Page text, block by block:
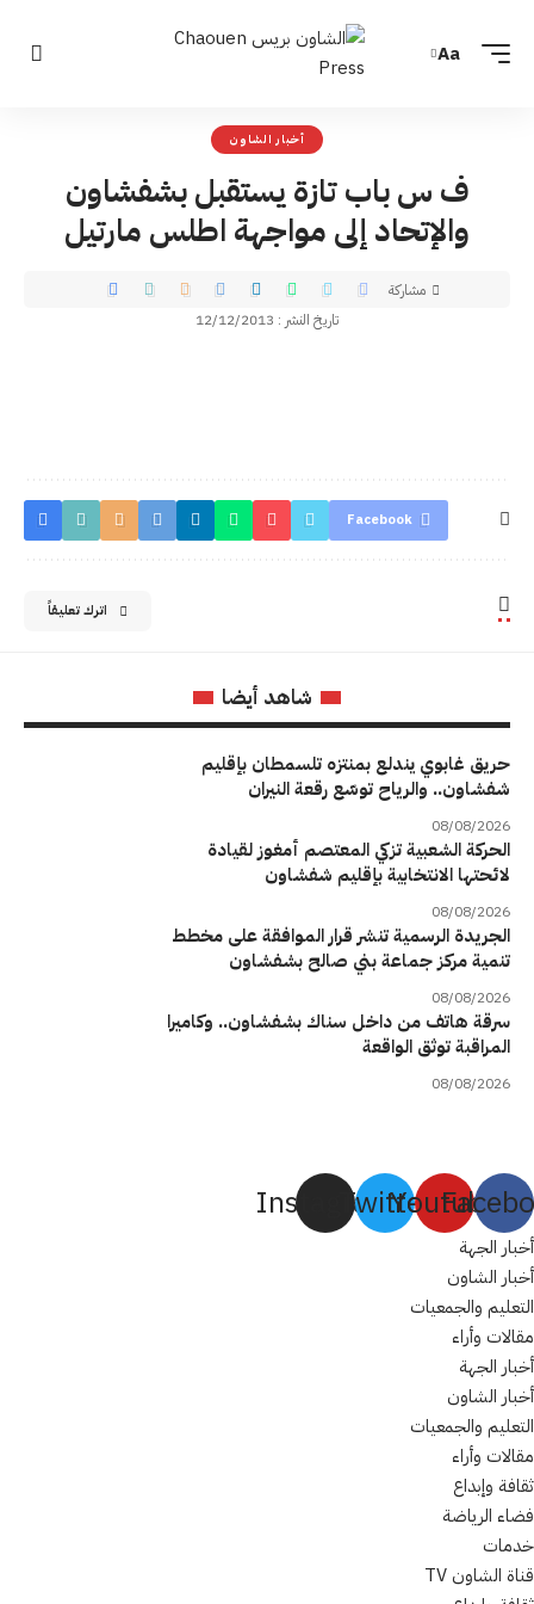
Aa
أخبار الشاون
ف س باب تازة يستقبل بشفشاون
والإتحاد إلى مواجهة اطلس مارتيل
تاريخ النشر : 12/12/2013
مشاركة
Facebook
اترك تعليقاً
شاهد أيضا
حريق غابوي يندلع بمنتزه تلسمطان بإقليم
شفشاون.. والرياح توسّع رقعة النيران
08/08/2026
الحركة الشعبية تزكي المعتصم أمغوز لقيادة
لائحتها الانتخابية بإقليم شفشاون
08/08/2026
الجريدة الرسمية تنشر قرار الموافقة على مخطط
تنمية مركز جماعة بني صالح بشفشاون
08/08/2026
سرقة هاتف من داخل سناك بشفشاون.. وكاميرا
المراقبة توثق الواقعة
08/08/2026
Youtube
Twitter
Instagram
أخبار الجهة
أخبار الشاون
التعليم والجمعيات
مقالات وأراء
أخبار الجهة
أخبار الشاون
التعليم والجمعيات
مقالات وأراء
ثقافة وإبداع
فضاء الرياضة
خدمات
قناة الشاون TV